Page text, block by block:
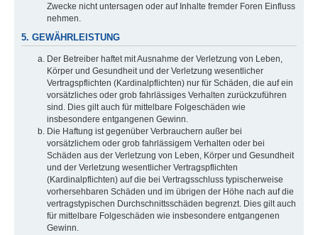
Zwecke nicht untersagen oder auf Inhalte fremder Foren Einfluss
nehmen.
5. GEWÄHRLEISTUNG
Der Betreiber haftet mit Ausnahme der Verletzung von Leben,
Körper und Gesundheit und der Verletzung wesentlicher
Vertragspflichten (Kardinalpflichten) nur für Schäden, die auf ein
vorsätzliches oder grob fahrlässiges Verhalten zurückzuführen
sind. Dies gilt auch für mittelbare Folgeschäden wie
insbesondere entgangenen Gewinn.
Die Haftung ist gegenüber Verbrauchern außer bei
vorsätzlichem oder grob fahrlässigem Verhalten oder bei
Schäden aus der Verletzung von Leben, Körper und Gesundheit
und der Verletzung wesentlicher Vertragspflichten
(Kardinalpflichten) auf die bei Vertragsschluss typischerweise
vorhersehbaren Schäden und im übrigen der Höhe nach auf die
vertragstypischen Durchschnittsschäden begrenzt. Dies gilt auch
für mittelbare Folgeschäden wie insbesondere entgangenen
Gewinn.